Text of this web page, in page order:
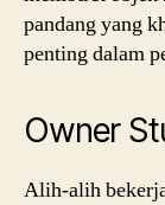
pandang yang
penting dalam
Owner
Alih-alih